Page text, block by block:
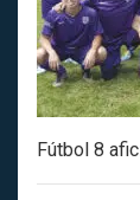
Fútbol 8